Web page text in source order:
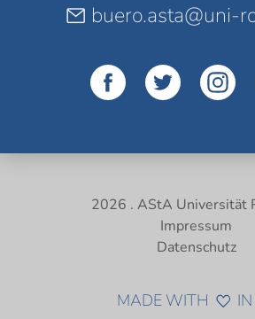
buero.asta@uni-
2026 . AStA Universität
Impressum
Datenschutz
MADE WITH